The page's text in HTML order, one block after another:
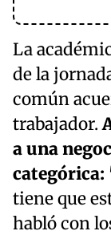
La
de la
común
trabajador.
a una
categórica:
tiene que
habló con